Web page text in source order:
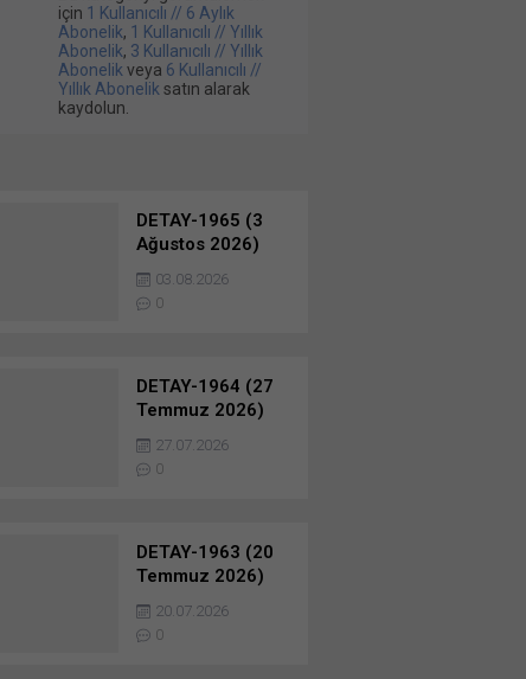
için 1 Kullanıcılı // 6 Aylık
Abonelik, 1 Kullanıcılı // Yıllık
Abonelik, 3 Kullanıcılı // Yıllık
Abonelik veya 6 Kullanıcılı //
Yıllık Abonelik satın alarak
kaydolun.
DETAY-1965 (3
Ağustos 2026)
Sınai ve Nakliye
İhaleleri…
03.08.2026
0
DETAY-1964 (27
Temmuz 2026)
Sınai ve Nakliye
İhaleleri…
27.07.2026
0
DETAY-1963 (20
Temmuz 2026)
Sınai ve Nakliye
İhaleleri…
20.07.2026
0